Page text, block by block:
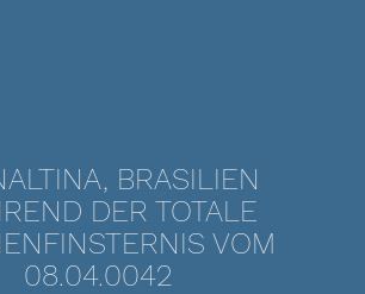
BRASILIEN
DER TOTALE
VOM
08.04.0042